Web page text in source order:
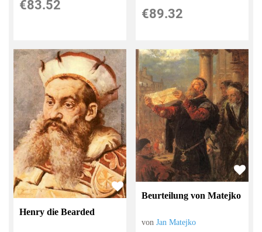
€83.52
€89.32
Henry die Bearded
Beurteilung von Matejko
vonJan Matejko